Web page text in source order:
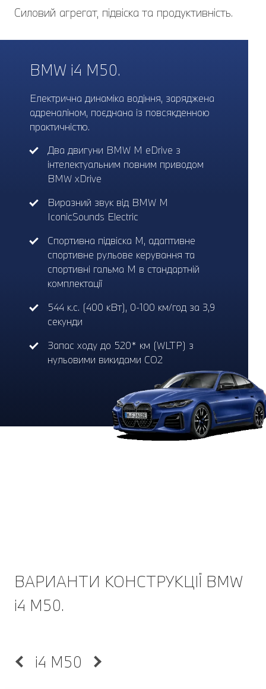
Силовий агрегат, підвіска та продуктивність.
BMW i4 M50.
Електрична динаміка водіння, заряджена
адреналіном, поєднана із повсякденною
практичністю.
Два двигуни BMW M eDrive з
інтелектуальним повним приводом
BMW xDrive
Виразний звук від BMW M
IconicSounds Electric
Спортивна підвіска M, адаптивне
спортивне рульове керування та
спортивні гальма M в стандартній
комплектації
544 к.с. (400 кВт), 0-100 км/год за 3,9
секунди
Запас ходу до 520* км (WLTP) з
нульовими викидами CO2
ВАРИАНТИ КОНСТРУКЦІЇ BMW
i4 M50.
i4 M50